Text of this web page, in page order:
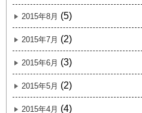
2015年8月 (5)
2015年7月 (2)
2015年6月 (3)
2015年5月 (2)
2015年4月 (4)